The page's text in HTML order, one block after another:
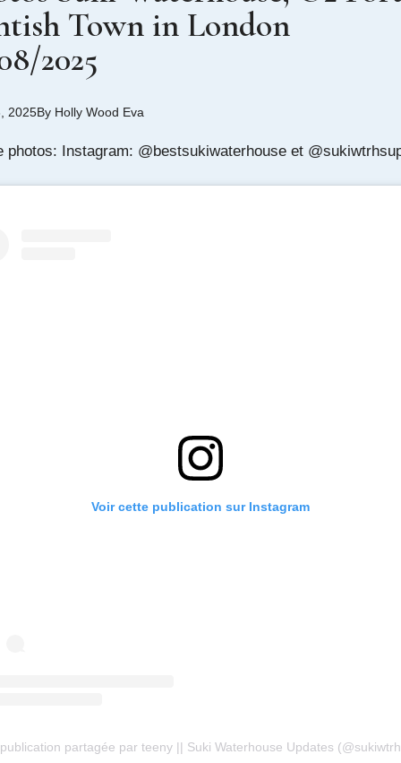
Town in London
2025
2025By Holly Wood Eva
photos: Instagram: @bestsukiwaterhouse et @
Voir cette publication sur Instagram